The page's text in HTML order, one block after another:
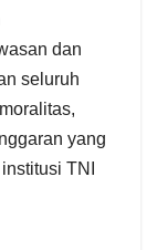
dan
seluruh
yang
TNI